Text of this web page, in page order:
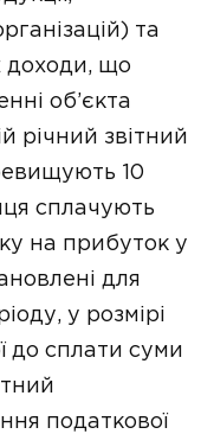
та
доходи, що
об’єкта
річний звітний
10
сплачують
на прибуток у
для
у розмірі
до сплати суми
податкової